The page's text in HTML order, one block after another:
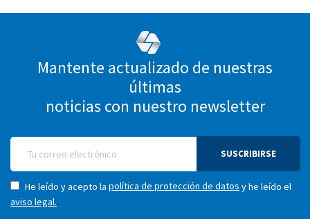
Mantente actualizado de nuestras
últimas
noticias con nuestro newsletter
SUSCRIBIRSE
He leído y acepto la política de protección de datos y he leído el
aviso legal.